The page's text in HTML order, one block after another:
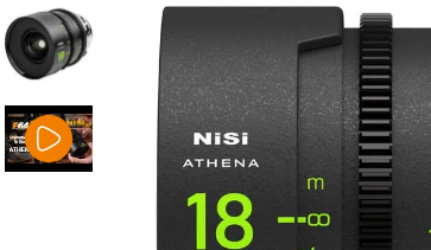
canon sx740 hs
6. lavaliera
7. card memorie
8 dji mic mini